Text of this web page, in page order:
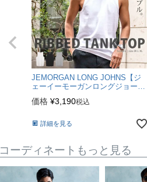
JEMORGAN LONG JOHNS【ジ
ェーイーモーガンロングジョーン
【メール便対応】
価格 ¥3,190税込
詳細を見る
コーディネートもっと見る